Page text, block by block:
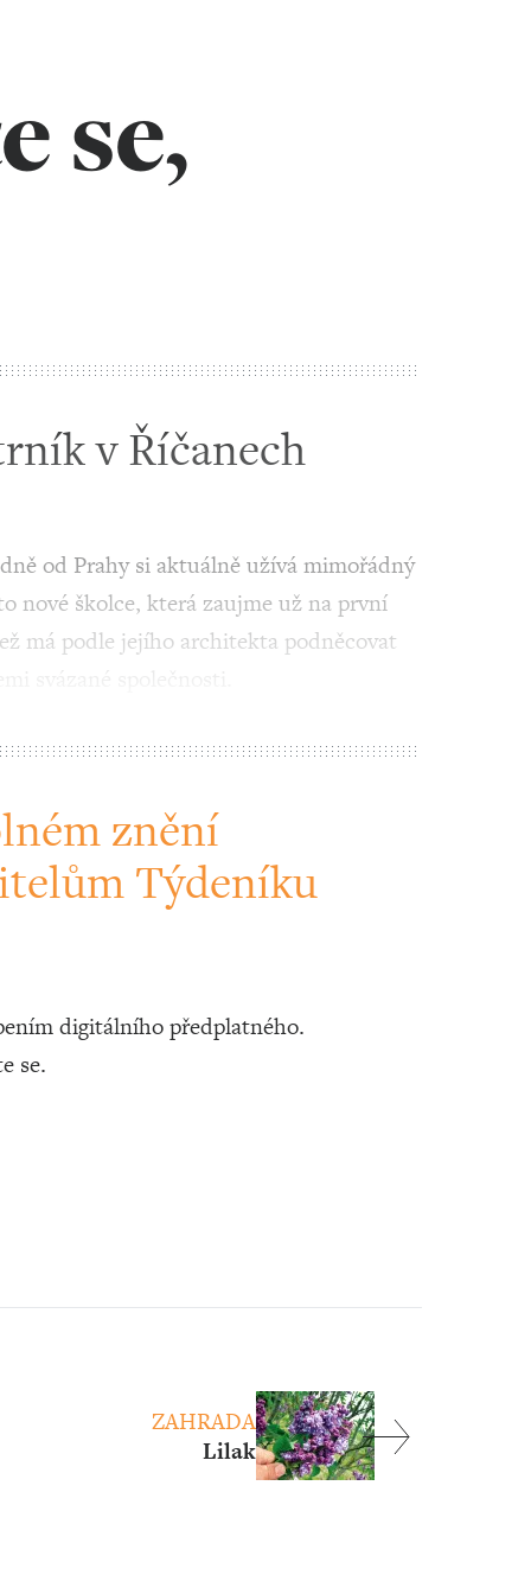
se,
v Říčanech
od Prahy si aktuálně užívá mimořádný
nové školce, která zaujme už na první
má podle jejího architekta podněcovat
znění
Týdeníku
digitálního předplatného.
se.
ZAHRADA
Lilak